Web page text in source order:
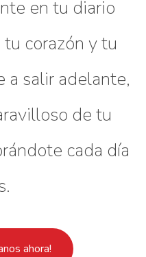
en tu diario
corazón y tu
a salir adelante,
de tu
cada día
ahora!